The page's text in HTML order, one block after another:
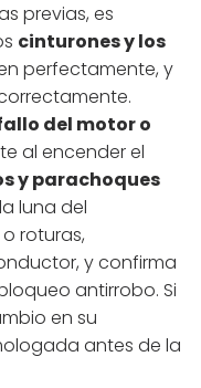
previas, es
cinturones y los
perfectamente, y
del motor o
al encender el
y parachoques
luna del
roturas,
y confirma
antirrobo. Si
en su
antes de la